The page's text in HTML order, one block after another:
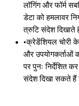
लॉगिंग और फॉर्म
डेटा को हमलावर
त्रुटि संदेश दिखाते
•क्रेडेंशियल चोरी के
और उपयोगकर्ताओं
पर पुनः निर्देशित
संदेश दिखा सकते हैं